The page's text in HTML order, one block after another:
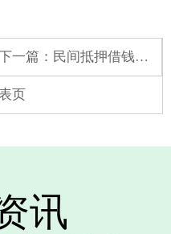
一篇： 民间抵押借钱范本
页
讯